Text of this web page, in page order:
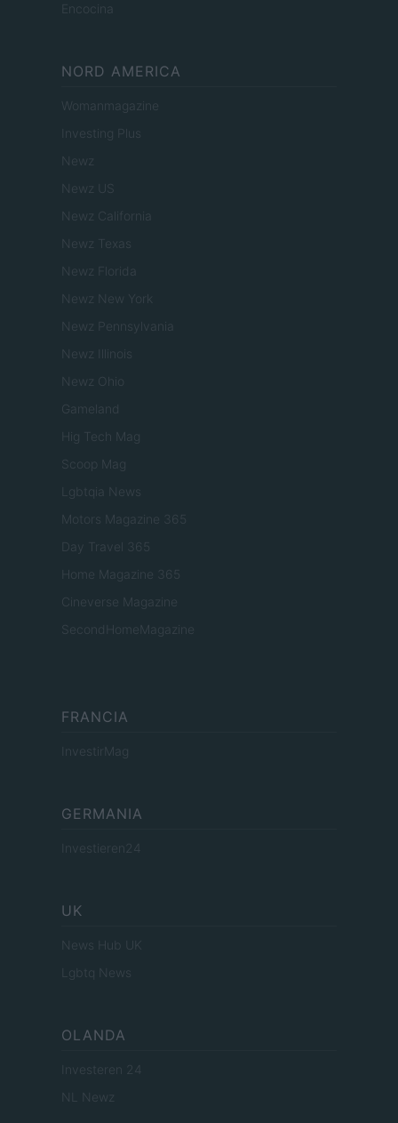
Encocina
NORD AMERICA
Womanmagazine
Investing Plus
Newz
Newz US
Newz California
Newz Texas
Newz Florida
Newz New York
Newz Pennsylvania
Newz Illinois
Newz Ohio
Gameland
Hig Tech Mag
Scoop Mag
Lgbtqia News
Motors Magazine 365
Day Travel 365
Home Magazine 365
Cineverse Magazine
SecondHomeMagazine
FRANCIA
InvestirMag
GERMANIA
Investieren24
UK
News Hub UK
Lgbtq News
OLANDA
Investeren 24
NL Newz